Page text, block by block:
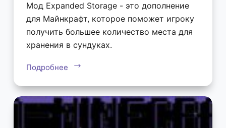
Мод Expanded Storage - это дополнение
для Майнкрафт, которое поможет игроку
получить большее количество места для
хранения в сундуках.
Подробнее